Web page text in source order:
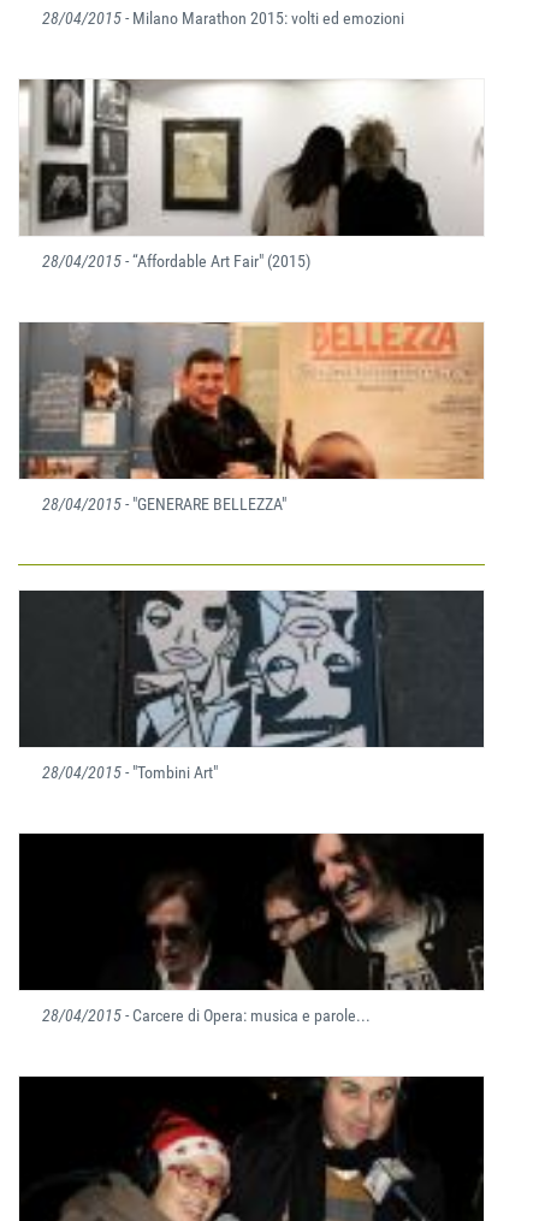
28/04/2015- Milano Marathon 2015: volti ed emozioni
28/04/2015- “Affordable Art Fair" (2015)
28/04/2015- "GENERARE BELLEZZA"
28/04/2015- "Tombini Art"
28/04/2015- Carcere di Opera: musica e parole...